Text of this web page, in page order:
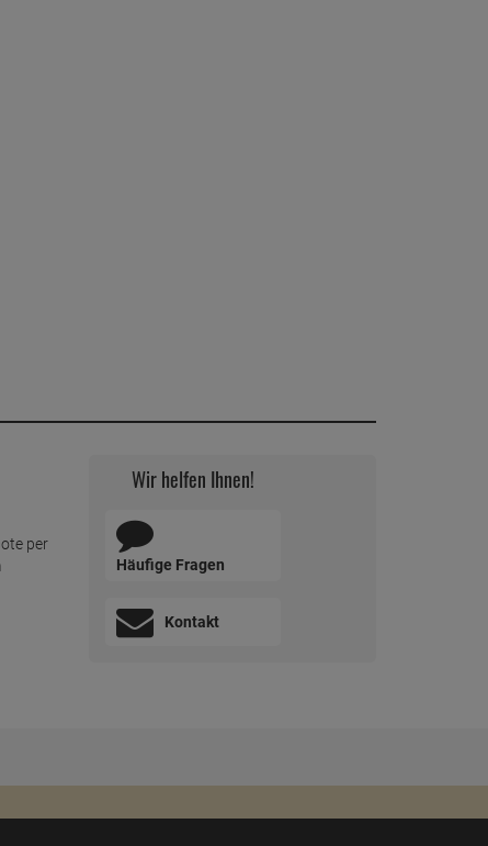
per
Wir helfen Ihnen!
Häufige Fragen
Kontakt